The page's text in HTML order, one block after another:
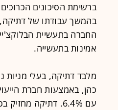
בהמשך עבודתו של דתיקה,
החברה בתעשיית
אמינות בתעשייה.